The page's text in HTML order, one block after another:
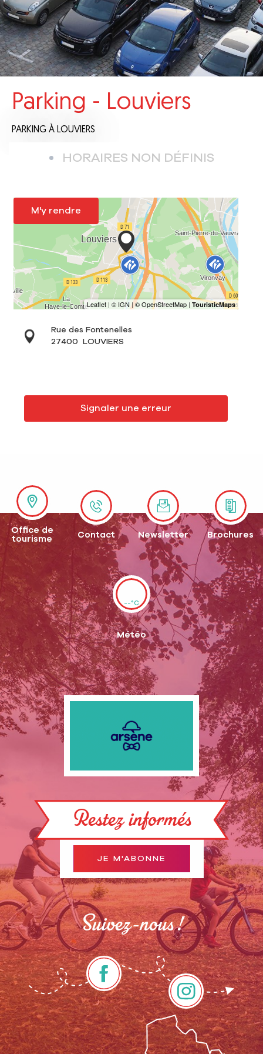
Parking - Louviers
PARKING À LOUVIERS
HORAIRES NON DÉFINIS
M'y rendre
Rue des Fontenelles
27400
LOUVIERS
Signaler une erreur
Office de
tourisme
Contact Newsletter Brochures
--°C
Météo
Restez informés
JE M'ABONNE
Suivez-nous !